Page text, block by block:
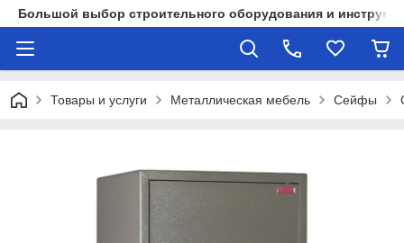
Большой выбор строительного оборудования и
Товары и услуги Металлическая мебель Сейфы